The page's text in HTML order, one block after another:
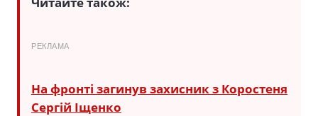
РЕКЛАМА
На фронті загинув захисник з Коростеня
Сергій Іщенко